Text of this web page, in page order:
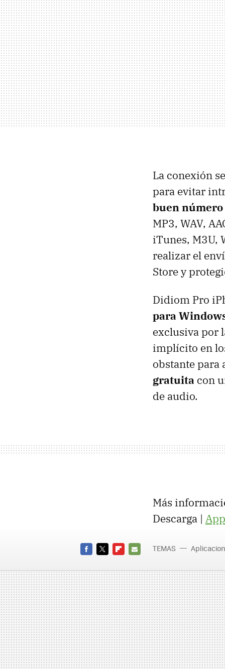
La conexión
para evitar
buen
MP3, WAV,
iTunes, M3U,
realizar el
Store y
Didiom Pro
para
exclusiva por
implícito en
obstante
gratuita con
de audio.
Más
Descarga |
MAIL
TEMAS